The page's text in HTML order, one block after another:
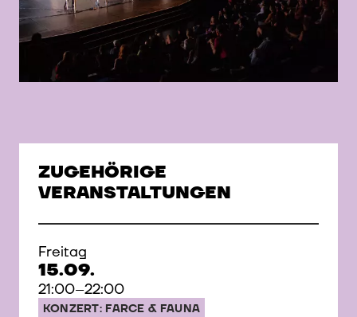
ZUGEHÖRIGE
VERANSTALTUNGEN
Freitag
15.09.
21:00–22:00
KONZERT: FARCE & FAUNA